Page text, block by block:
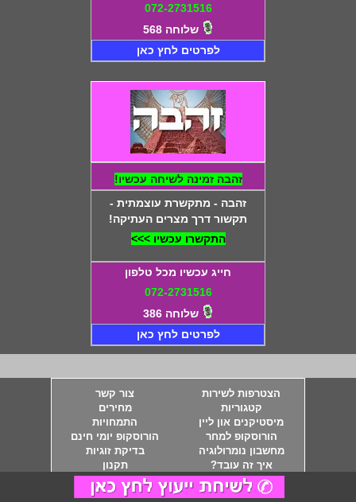
072-2731516
שלוחה 568
לפרטים לחץ כאן
זהבה זמינה לשיחה עכשיו!
זהבה - מתקשרת עוצמתית -
תקשור דרך מצרים העתיקה!
התקשרו עכשיו >>>
חייג עכשיו מכל טלפון
072-2731516
שלוחה 386
לפרטים לחץ כאן
צור קשר
הצטרפות לשירות
מחירים
קטגוריות
התמחויות
מיסטיקנים און ליין
הורוסקופ יומי חינם
הורוסקופ למחר
בדיקת זוגיות
מחשבון נומרולוגיה
תקנון
איך זה עובד?
לא מצליח לחייג?
מענה טלפוני מקצועי
המבוקשים ביותר
כתבות